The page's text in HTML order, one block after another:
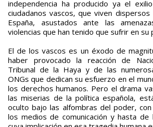
independencia ha producido ya el
ciudadanos vascos, que viven
España, asustados ante las
violencias que han tenido que sufrir en su
El de los vascos es un éxodo de
haber provocado la reacción de
Tribunal de la Haya y de las
ONGs que dedican su esfuerzo en el
los derechos humanos. Pero el drama
las miserias de la política española,
oculto bajo las alfombras del poder,
los medios de comunicación y hasta de